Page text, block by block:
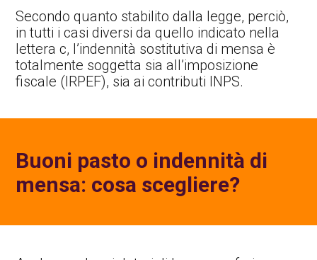
Secondo quanto stabilito dalla legge, perciò,
in tutti i casi diversi da quello indicato nella
lettera c, l’indennità sostitutiva di mensa è
totalmente soggetta sia all’imposizione
fiscale (IRPEF), sia ai contributi INPS.
Buoni pasto o indennità di
mensa: cosa scegliere?